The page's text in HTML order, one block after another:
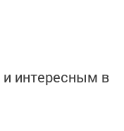
интересным в